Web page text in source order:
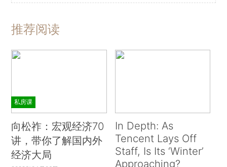
推荐阅读
私房课
向松祚：宏观经济70
讲，带你了解国内外
经济大局
In Depth: As
Tencent Lays Off
Staff, Is Its ‘Winter’
Approaching?